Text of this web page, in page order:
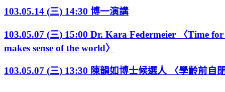
103.05.14 (三) 14:30 博一演講
103.05.07 (三) 15:00 Dr. Kara Federmeier 〈Time
makes sense of the world〉
103.05.07 (三) 13:30 陳韻如博士候選人 〈學齡前自